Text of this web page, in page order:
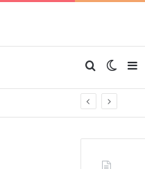
نوارکناریتغییر پوسته
جستجو برای